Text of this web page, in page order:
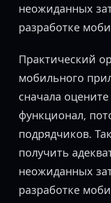
неожиданных
разработке
Практический
мобильного
сначала
функционал,
подрядчиков.
получить
неожиданных
разработке